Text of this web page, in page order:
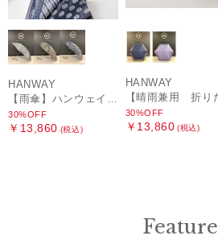
HANWAY
【雨傘】ハンウェイ (HANWAY) Pカットジャカード Dot & Stripe mix CJ ドット・アンド・ストライプ・シー・ジェー ショート長傘 日本製
30%OFF
￥13,860 (税込)
HANWAY
30%OFF
￥13,860 (税込)
Feature